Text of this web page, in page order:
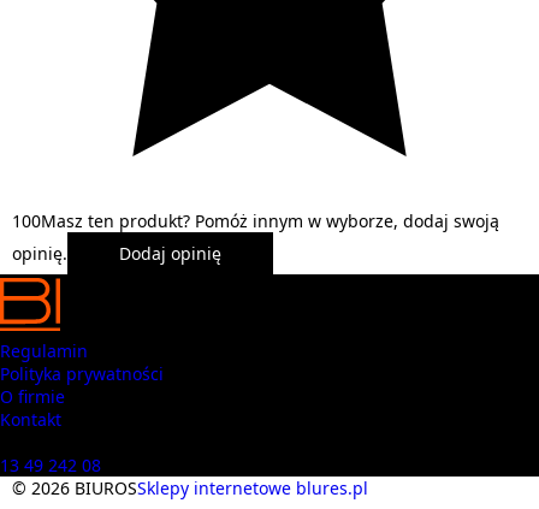
100Masz ten produkt? Pomóż innym w wyborze, dodaj swoją
opinię.
Dodaj opinię
Regulamin
Polityka prywatności
O firmie
Kontakt
13 49 242 08
© 2026 BIUROSSklepy internetowe blures.pl